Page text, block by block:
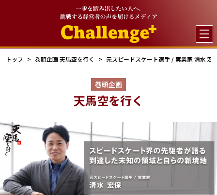

トップ 巻頭企画 天馬空を行く 元スピードスケート選手 / 実業家 清水 宏
巻頭企画
天馬空を行く